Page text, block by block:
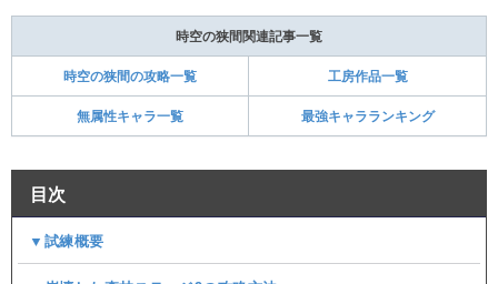
時空の狭間関連記事一覧
時空の狭間の攻略一覧 工房作品一覧
無属性キャラ一覧 最強キャラランキング
目次
▼試練概要